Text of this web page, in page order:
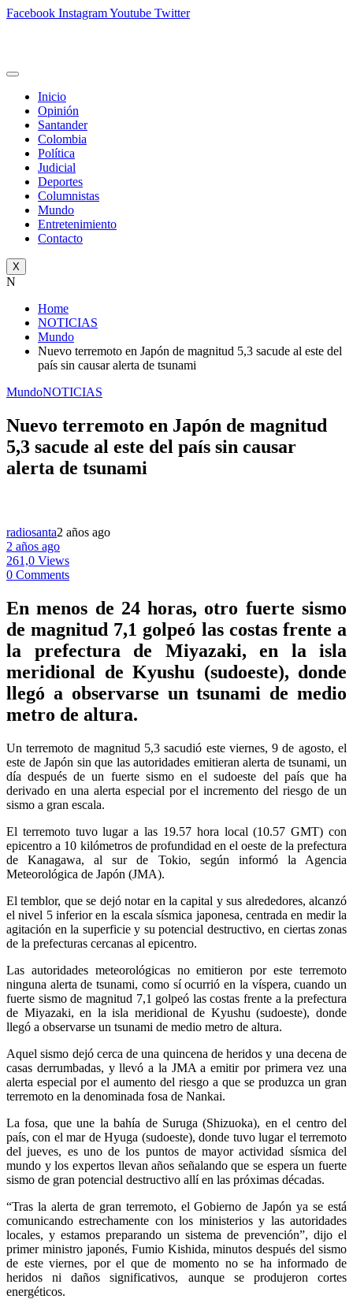
Facebook InstagramYoutube Twitter
Inicio
Opinión
Santander
Colombia
Política
Judicial
Deportes
Columnistas
Mundo
Entretenimiento
Contacto
X
N
Home
NOTICIAS
Mundo
Nuevo terremoto en Japón de magnitud 5,3 sacude al este del
país sin causar alerta de tsunami
MundoNOTICIAS
Nuevo terremoto en Japón de magnitud
5,3 sacude al este del país sin causar
alerta de tsunami
radiosanta2 años ago
2 años ago
261,0 Views
0 Comments
En menos de 24 horas, otro fuerte sismo
de magnitud 7,1 golpeó las costas frente a
la prefectura de Miyazaki, en la isla
meridional de Kyushu (sudoeste), donde
llegó a observarse un tsunami de medio
metro de altura.
Un terremoto de magnitud 5,3 sacudió este viernes, 9 de agosto, el
este de Japón sin que las autoridades emitieran alerta de tsunami, un
día después de un fuerte sismo en el sudoeste del país que ha
derivado en una alerta especial por el incremento del riesgo de un
sismo a gran escala.
El terremoto tuvo lugar a las 19.57 hora local (10.57 GMT) con
epicentro a 10 kilómetros de profundidad en el oeste de la prefectura
de Kanagawa, al sur de Tokio, según informó la Agencia
Meteorológica de Japón (JMA).
El temblor, que se dejó notar en la capital y sus alrededores, alcanzó
el nivel 5 inferior en la escala sísmica japonesa, centrada en medir la
agitación en la superficie y su potencial destructivo, en ciertas zonas
de la prefecturas cercanas al epicentro.
Las autoridades meteorológicas no emitieron por este terremoto
ninguna alerta de tsunami, como sí ocurrió en la víspera, cuando un
fuerte sismo de magnitud 7,1 golpeó las costas frente a la prefectura
de Miyazaki, en la isla meridional de Kyushu (sudoeste), donde
llegó a observarse un tsunami de medio metro de altura.
Aquel sismo dejó cerca de una quincena de heridos y una decena de
casas derrumbadas, y llevó a la JMA a emitir por primera vez una
alerta especial por el aumento del riesgo a que se produzca un gran
terremoto en la denominada fosa de Nankai.
La fosa, que une la bahía de Suruga (Shizuoka), en el centro del
país, con el mar de Hyuga (sudoeste), donde tuvo lugar el terremoto
del jueves, es uno de los puntos de mayor actividad sísmica del
mundo y los expertos llevan años señalando que se espera un fuerte
sismo de gran potencial destructivo allí en las próximas décadas.
“Tras la alerta de gran terremoto, el Gobierno de Japón ya se está
comunicando estrechamente con los ministerios y las autoridades
locales, y estamos preparando un sistema de prevención”, dijo el
primer ministro japonés, Fumio Kishida, minutos después del sismo
de este viernes, por el que de momento no se ha informado de
heridos ni daños significativos, aunque se produjeron cortes
energéticos.